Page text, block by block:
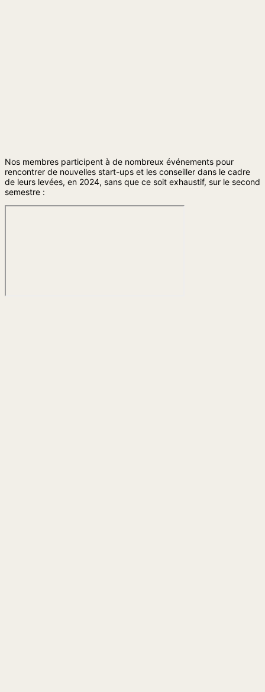
Nos membres participent à de nombreux événements pour
rencontrer de nouvelles start-ups et les conseiller dans le cadre
de leurs levées, en 2024, sans que ce soit exhaustif, sur le second
semestre :